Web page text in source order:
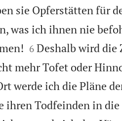
sie Opferstätten für
was ich ihnen nie

6 Deshalb wird die
mehr Tofet oder
werde ich die Pläne
ihren Todfeinden in